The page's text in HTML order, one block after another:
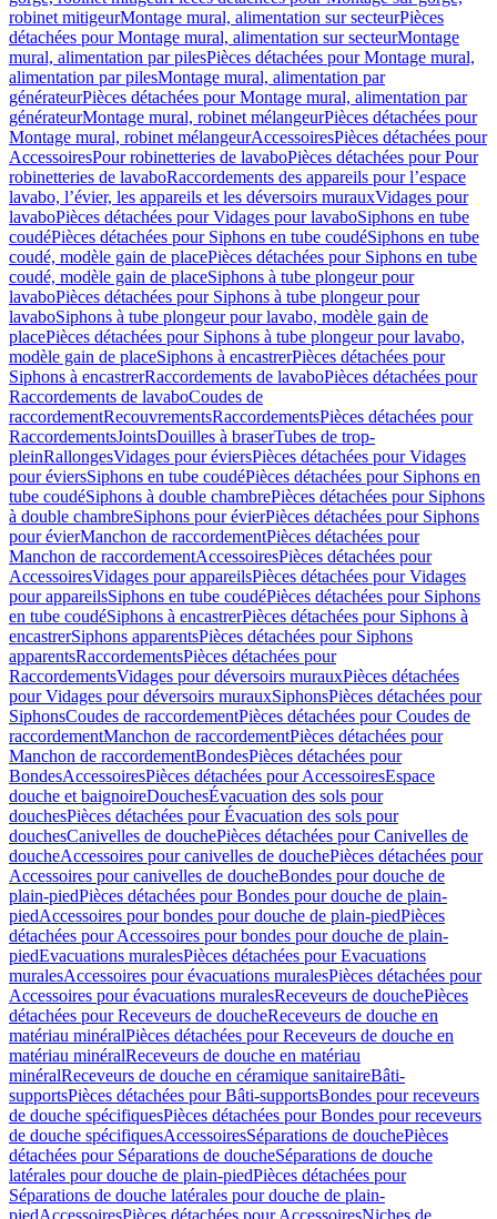
robinet mitigeurMontage mural, alimentation sur secteurPièces
détachées pour Montage mural, alimentation sur secteurMontage
mural, alimentation par pilesPièces détachées pour Montage mural,
alimentation par pilesMontage mural, alimentation par
générateurPièces détachées pour Montage mural, alimentation par
générateurMontage mural, robinet mélangeurPièces détachées pour
Montage mural, robinet mélangeurAccessoiresPièces détachées pour
AccessoiresPour robinetteries de lavaboPièces détachées pour Pour
robinetteries de lavaboRaccordements des appareils pour l’espace
lavabo, l’évier, les appareils et les déversoirs murauxVidages pour
lavaboPièces détachées pour Vidages pour lavaboSiphons en tube
coudéPièces détachées pour Siphons en tube coudéSiphons en tube
coudé, modèle gain de placePièces détachées pour Siphons en tube
coudé, modèle gain de placeSiphons à tube plongeur pour
lavaboPièces détachées pour Siphons à tube plongeur pour
lavaboSiphons à tube plongeur pour lavabo, modèle gain de
placePièces détachées pour Siphons à tube plongeur pour lavabo,
modèle gain de placeSiphons à encastrerPièces détachées pour
Siphons à encastrerRaccordements de lavaboPièces détachées pour
Raccordements de lavaboCoudes de
raccordementRecouvrementsRaccordementsPièces détachées pour
RaccordementsJointsDouilles à braserTubes de trop-
pleinRallongesVidages pour éviersPièces détachées pour Vidages
pour éviersSiphons en tube coudéPièces détachées pour Siphons en
tube coudéSiphons à double chambrePièces détachées pour Siphons
à double chambreSiphons pour évierPièces détachées pour Siphons
pour évierManchon de raccordementPièces détachées pour
Manchon de raccordementAccessoiresPièces détachées pour
AccessoiresVidages pour appareilsPièces détachées pour Vidages
pour appareilsSiphons en tube coudéPièces détachées pour Siphons
en tube coudéSiphons à encastrerPièces détachées pour Siphons à
encastrerSiphons apparentsPièces détachées pour Siphons
apparentsRaccordementsPièces détachées pour
RaccordementsVidages pour déversoirs murauxPièces détachées
pour Vidages pour déversoirs murauxSiphonsPièces détachées pour
SiphonsCoudes de raccordementPièces détachées pour Coudes de
raccordementManchon de raccordementPièces détachées pour
Manchon de raccordementBondesPièces détachées pour
BondesAccessoiresPièces détachées pour AccessoiresEspace
douche et baignoireDouchesÉvacuation des sols pour
douchesPièces détachées pour Évacuation des sols pour
douchesCanivelles de douchePièces détachées pour Canivelles de
doucheAccessoires pour canivelles de douchePièces détachées pour
Accessoires pour canivelles de doucheBondes pour douche de
plain-piedPièces détachées pour Bondes pour douche de plain-
piedAccessoires pour bondes pour douche de plain-piedPièces
détachées pour Accessoires pour bondes pour douche de plain-
piedEvacuations muralesPièces détachées pour Evacuations
muralesAccessoires pour évacuations muralesPièces détachées pour
Accessoires pour évacuations muralesReceveurs de douchePièces
détachées pour Receveurs de doucheReceveurs de douche en
matériau minéralPièces détachées pour Receveurs de douche en
matériau minéralReceveurs de douche en matériau
minéralReceveurs de douche en céramique sanitaireBâti-
supportsPièces détachées pour Bâti-supportsBondes pour receveurs
de douche spécifiquesPièces détachées pour Bondes pour receveurs
de douche spécifiquesAccessoiresSéparations de douchePièces
détachées pour Séparations de doucheSéparations de douche
latérales pour douche de plain-piedPièces détachées pour
Séparations de douche latérales pour douche de plain-
piedAccessoiresPièces détachées pour AccessoiresNiches de